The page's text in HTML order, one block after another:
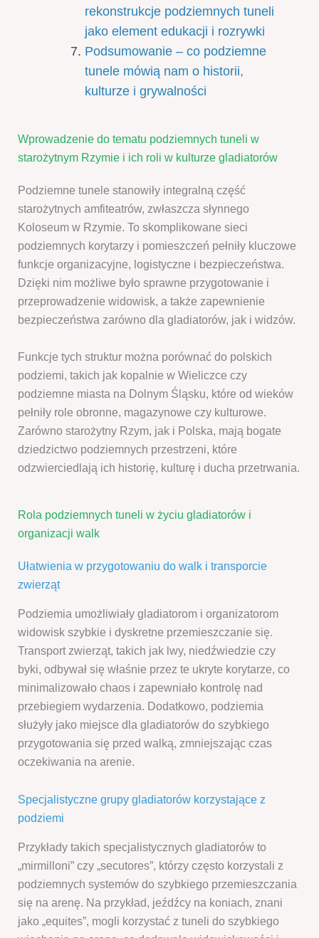
rekonstrukcje podziemnych tuneli
jako element edukacji i rozrywki
Podsumowanie – co podziemne
tunele mówią nam o historii,
kulturze i grywalności
Wprowadzenie do tematu podziemnych tuneli w
starożytnym Rzymie i ich roli w kulturze gladiatorów
Podziemne tunele stanowiły integralną część
starożytnych amfiteatrów, zwłaszcza słynnego
Koloseum w Rzymie. To skomplikowane sieci
podziemnych korytarzy i pomieszczeń pełniły kluczowe
funkcje organizacyjne, logistyczne i bezpieczeństwa.
Dzięki nim możliwe było sprawne przygotowanie i
przeprowadzenie widowisk, a także zapewnienie
bezpieczeństwa zarówno dla gladiatorów, jak i widzów.
Funkcje tych struktur można porównać do polskich
podziemi, takich jak kopalnie w Wieliczce czy
podziemne miasta na Dolnym Śląsku, które od wieków
pełniły role obronne, magazynowe czy kulturowe.
Zarówno starożytny Rzym, jak i Polska, mają bogate
dziedzictwo podziemnych przestrzeni, które
odzwierciedlają ich historię, kulturę i ducha przetrwania.
Rola podziemnych tuneli w życiu gladiatorów i
organizacji walk
Ułatwienia w przygotowaniu do walk i transporcie
zwierząt
Podziemia umożliwiały gladiatorom i organizatorom
widowisk szybkie i dyskretne przemieszczanie się.
Transport zwierząt, takich jak lwy, niedźwiedzie czy
byki, odbywał się właśnie przez te ukryte korytarze, co
minimalizowało chaos i zapewniało kontrolę nad
przebiegiem wydarzenia. Dodatkowo, podziemia
służyły jako miejsce dla gladiatorów do szybkiego
przygotowania się przed walką, zmniejszając czas
oczekiwania na arenie.
Specjalistyczne grupy gladiatorów korzystające z
podziemi
Przykłady takich specjalistycznych gladiatorów to
„mirmilloni” czy „secutores”, którzy często korzystali z
podziemnych systemów do szybkiego przemieszczania
się na arenę. Na przykład, jeźdźcy na koniach, znani
jako „equites”, mogli korzystać z tuneli do szybkiego